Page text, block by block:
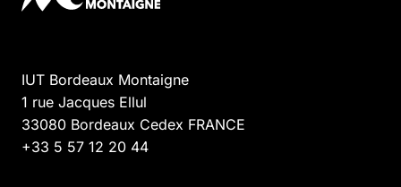
IUT Bordeaux Montaigne
1 rue Jacques Ellul
33080 Bordeaux Cedex FRANCE
+33 5 57 12 20 44